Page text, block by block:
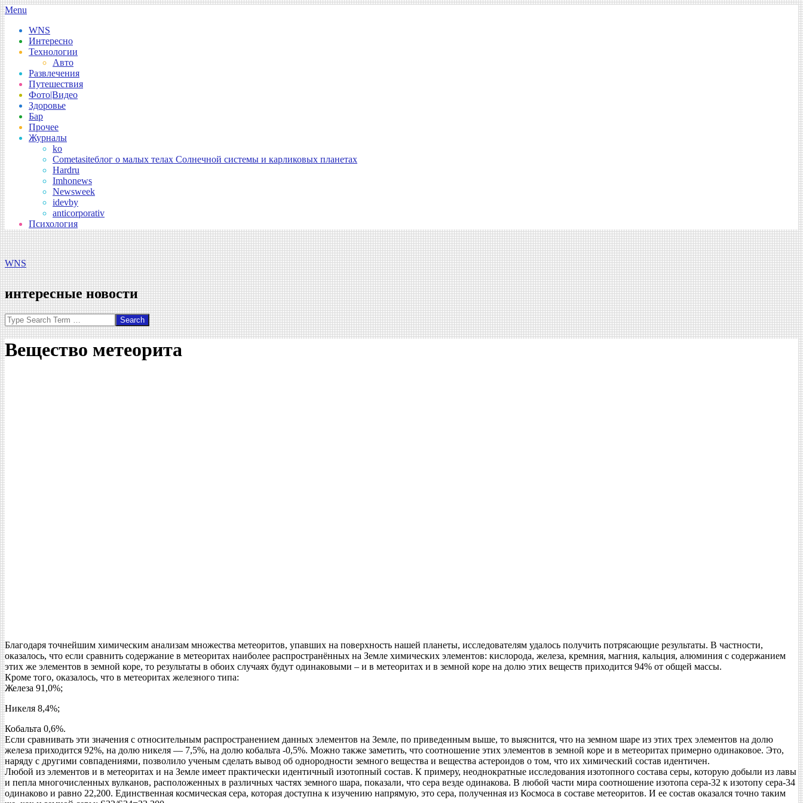
Skip
to
content
Secondary
Navigation
Menu
Menu
WNS
Интересно
Технологии
Авто
Развлечения
Путешествия
Фото|Видео
Здоровье
Бар
Прочее
Журналы
ko
Cometasiteблог о малых телах Солнечной системы и карликовых планетах
Hardru
Imhonews
Newsweek
idevby
anticorporativ
Психология
WNS
интересные новости
Search
Вещество метеорита
Благодаря точнейшим химическим анализам множества метеоритов, упавших на поверхность нашей планеты, исследователям удалось получить потрясающие результаты. В частности,
оказалось, что если сравнить содержание в метеоритах наиболее распространённых на Земле химических элементов: кислорода, железа, кремния, магния, кальция, алюминия с содержанием
этих же элементов в земной коре, то результаты в обоих случаях будут одинаковыми – и в метеоритах и в земной коре на долю этих веществ приходится 94% от общей массы.
Кроме того, оказалось, что в метеоритах железного типа:
Железа 91,0%;
Никеля 8,4%;
Кобальта 0,6%.
Если сравнивать эти значения с относительным распространением данных элементов на Земле, по приведенным выше, то выяснится, что на земном шаре из этих трех элементов на долю
железа приходится 92%, на долю никеля — 7,5%, на долю кобальта -0,5%. Можно также заметить, что соотношение этих элементов в земной коре и в метеоритах примерно одинаковое. Это,
наряду с другими совпадениями, позволило ученым сделать вывод об однородности земного вещества и вещества астероидов о том, что их химический состав идентичен.
Любой из элементов и в метеоритах и на Земле имеет практически идентичный изотопный состав. К примеру, неоднократные исследования изотопного состава серы, которую добыли из лавы
и пепла многочисленных вулканов, расположенных в различных частях земного шара, показали, что сера везде одинакова. В любой части мира соотношение изотопа сера-32 к изотопу сера-34
одинаково и равно 22,200. Единственная космическая сера, которая доступна к изучению напрямую, это сера, полученная из Космоса в составе метеоритов. И ее состав оказался точно таким